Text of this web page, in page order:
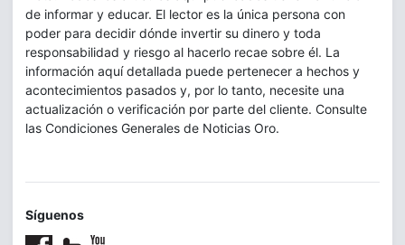
de informar y educar. El lector es la única persona con
poder para decidir dónde invertir su dinero y toda
responsabilidad y riesgo al hacerlo recae sobre él. La
información aquí detallada puede pertenecer a hechos y
acontecimientos pasados y, por lo tanto, necesite una
actualización o verificación por parte del cliente. Consulte
las Condiciones Generales de Noticias Oro.
Síguenos